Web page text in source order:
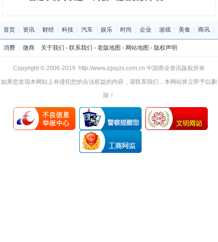
首页 资讯 财经 科技 汽车 娱乐 时尚 企业 游戏 美食 商讯
消费 微商 关于我们 - 联系我们 - 老版地图 - 网站地图 - 版权声明
Copyright © 2006-2019 http://www.zgsyzx.com.cn 中国商业资讯版权所有
如果您发现本网站上有侵犯您的合法权益的内容，请联系我们，本网站将立即予以删
除！